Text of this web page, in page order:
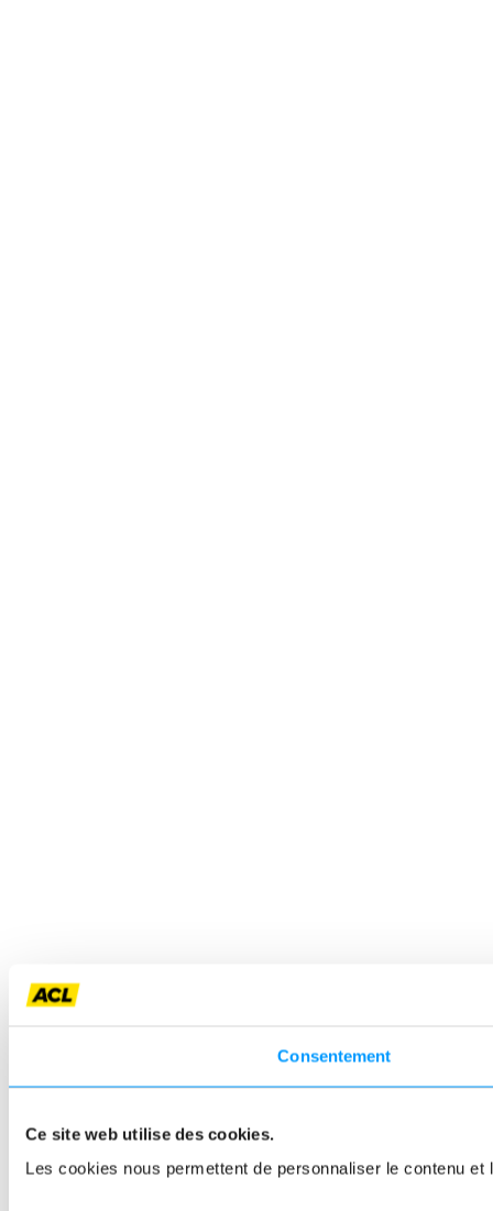
Consentement
Ce site web utilise des cookies.
Les cookies nous permettent de personnaliser le contenu